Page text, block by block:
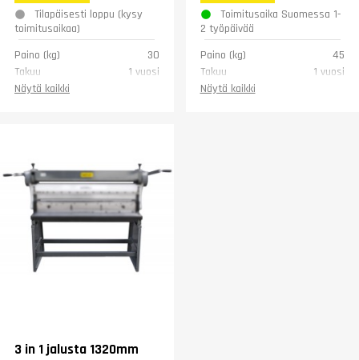
Tilapäisesti loppu (kysy
toimitusaikaa)
Paino (kg)
30
Takuu
1 vuosi
Näytä kaikki
Toimitusaika Suomessa 1-
2 työpäivää
Paino (kg)
45
Takuu
1 vuosi
Näytä kaikki
3 in 1 jalusta 1320mm